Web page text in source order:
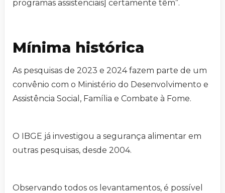
programas assistenciais] certamente têm”.
Mínima histórica
As pesquisas de 2023 e 2024 fazem parte de um
convênio com o Ministério do Desenvolvimento e
Assistência Social, Família e Combate à Fome.
O IBGE já investigou a segurança alimentar em
outras pesquisas, desde 2004.
Observando todos os levantamentos, é possível